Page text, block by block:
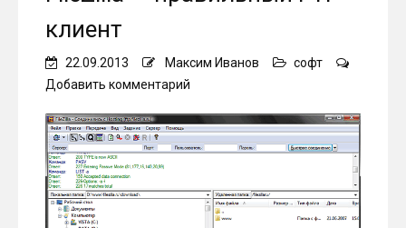
клиент
22.09.2013 Максим Иванов
софт
Добавить комментарий
—
правильный
FTP-